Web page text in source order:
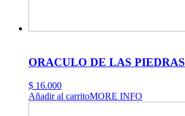
ORACULO DE LAS PIEDRAS
$ 16.000
Añadir al carritoMORE INFO